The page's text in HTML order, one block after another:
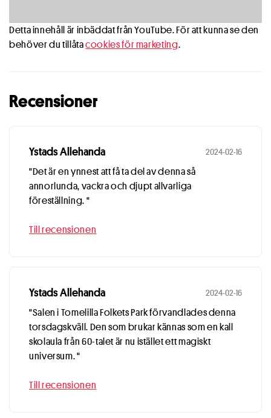
Detta innehåll är inbäddat från YouTube. För att kunna se den
behöver du tillåtacookies för marketing.
Recensioner
Ystads Allehanda 2024-02-16
"Det är en ynnest att få ta del av denna så
annorlunda, vackra och djupt allvarliga
föreställning. "
Till recensionen
Ystads Allehanda 2024-02-16
"Salen i Tomelilla Folkets Park förvandlades denna
torsdagskväll. Den som brukar kännas som en kall
skolaula från 60-talet är nu istället ett magiskt
universum. "
Till recensionen